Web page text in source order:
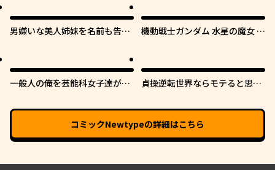
男嫌いな美人姉妹を名前も告げ
機動戦士ガンダム 水星の魔女 青
一般人の俺を芸能科女子達が逃
貞操逆転世界ならモテると思っ
コミックNewtypeの詳細はこちら